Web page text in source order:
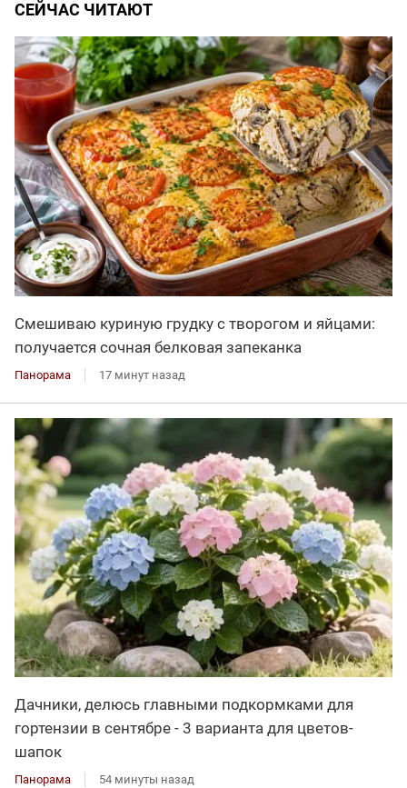
СЕЙЧАС ЧИТАЮТ
Смешиваю куриную грудку с творогом и яйцами:
получается сочная белковая запеканка
Панорама 17 минут назад
Дачники, делюсь главными подкормками для
гортензии в сентябре - 3 варианта для цветов-
шапок
Панорама 54 минуты назад